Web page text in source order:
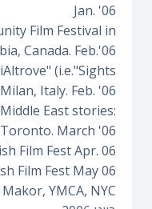
Jan. '06
Film Festival in
Canada. Feb.'06
(i.e."Sights
Italy. Feb. '06
East stories:
Toronto. March '06
Film Fest Apr. 06
Film Fest May 06